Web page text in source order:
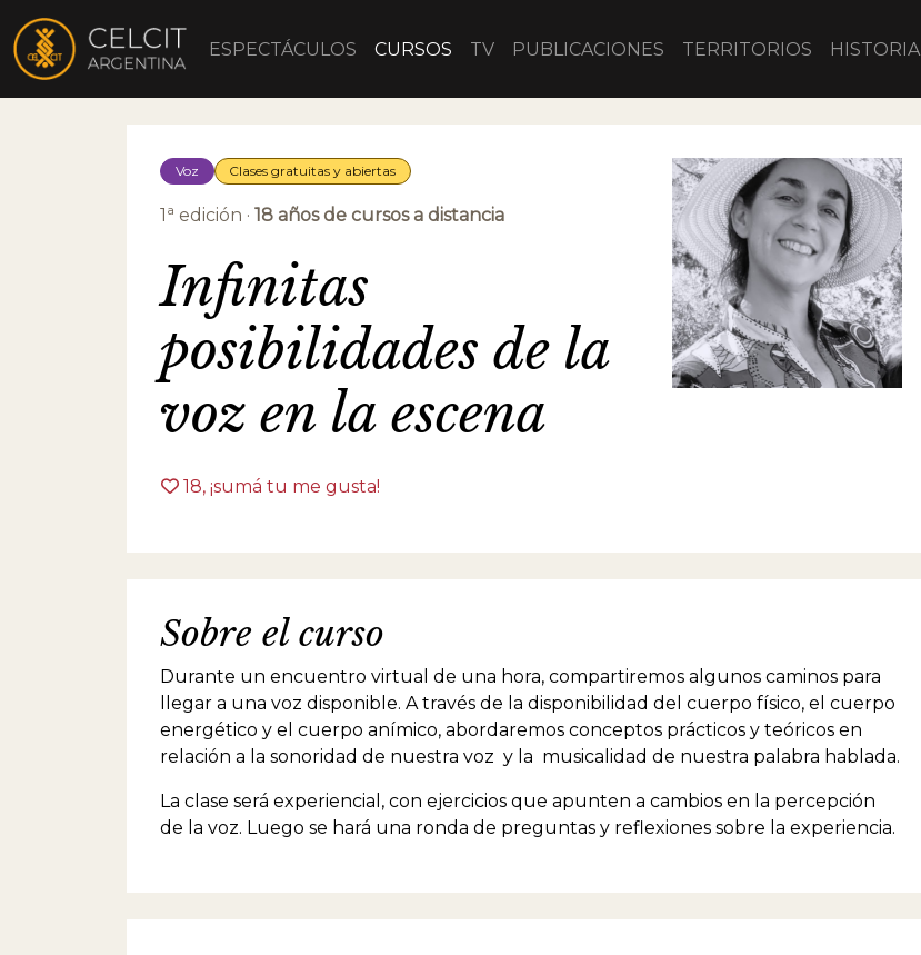
ESPECTÁCULOS CURSOS TV PUBLICACIONES TERRITORIOS HISTORIA
Voz Clases gratuitas y abiertas
1 a edición · 18 años de cursos a distancia
Infinitas
posibilidades de la
voz en la escena
18, ¡sumá tu me gusta!
Sobre el curso
Durante un encuentro virtual de una hora, compartiremos algunos caminos para
llegar a una voz disponible. A través de la disponibilidad del cuerpo físico, el cuerpo
energético y el cuerpo anímico, abordaremos conceptos prácticos y teóricos en
relación a la sonoridad de nuestra voz y la musicalidad de nuestra palabra hablada.
La clase será experiencial, con ejercicios que apunten a cambios en la percepción
de la voz. Luego se hará una ronda de preguntas y reflexiones sobre la experiencia.